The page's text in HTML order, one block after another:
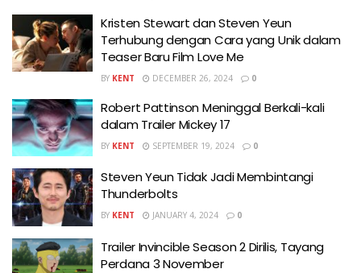
Kristen Stewart dan Steven Yeun
Terhubung dengan Cara yang Unik dalam
Teaser Baru Film Love Me
BY KENT DECEMBER 26, 2024 0
Robert Pattinson Meninggal Berkali-kali
dalam Trailer Mickey 17
BY KENT SEPTEMBER 19, 2024 0
Steven Yeun Tidak Jadi Membintangi
Thunderbolts
BY KENT JANUARY 4, 2024 0
Trailer Invincible Season 2 Dirilis, Tayang
Perdana 3 November